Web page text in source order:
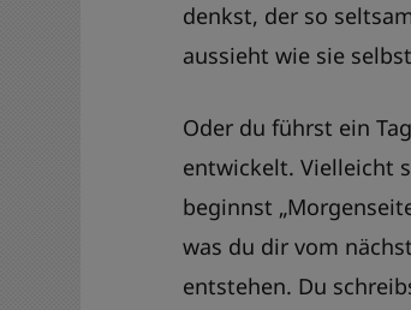
denkst, der so
aussieht wie sie
Oder du führst ein
entwickelt. Vielleicht
beginnst
was du dir vom
entstehen. Du